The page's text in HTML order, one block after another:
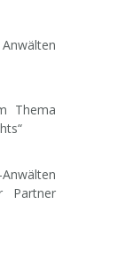
Thema
Partner